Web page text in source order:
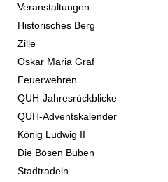
Veranstaltungen
Historisches Berg
Zille
Oskar Maria Graf
Feuerwehren
QUH-Jahresrückblicke
QUH-Adventskalender
König Ludwig II
Die Bösen Buben
Stadtradeln